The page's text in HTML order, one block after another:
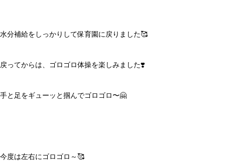
水分補給をしっかりして保育園に戻りました🥰
戻ってからは、ゴロゴロ体操を楽しみました❣️
手と足をギューッと掴んでゴロゴロ〜🤗
今度は左右にゴロゴロ～🥰